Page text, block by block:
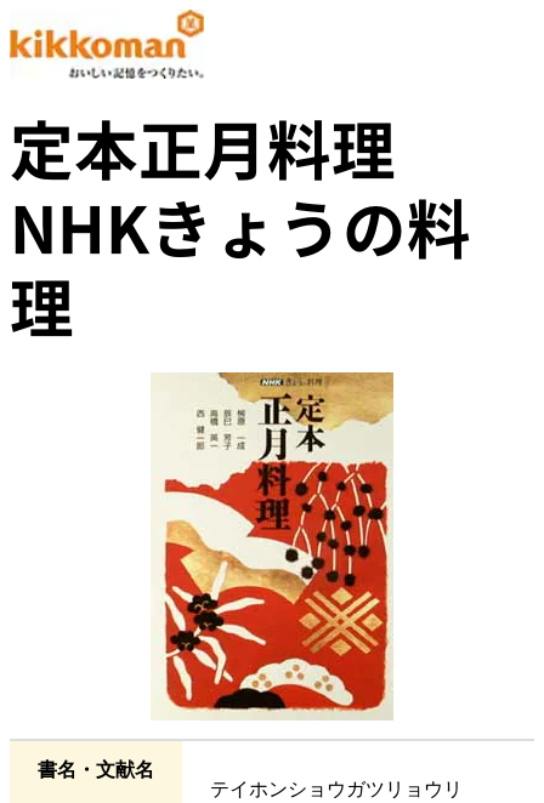
定本正月料理
NHKきょうの料
理
書名・文献名
テイホンショウガツリョウリ